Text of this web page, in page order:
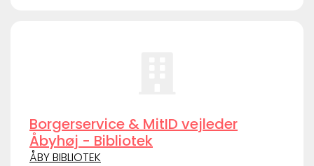
Borgerservice & MitID vejleder
Åbyhøj - Bibliotek
ÅBY BIBLIOTEK